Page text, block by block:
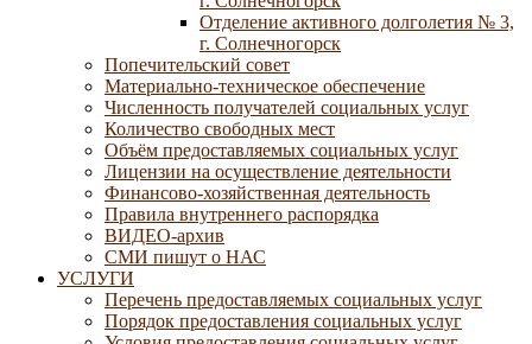
Отделение активного долголетия № 3,
г. Солнечногорск
Попечительский совет
Материально-техническое обеспечение
Численность получателей социальных услуг
Количество свободных мест
Объём предоставляемых социальных услуг
Лицензии на осуществление деятельности
Финансово-хозяйственная деятельность
Правила внутреннего распорядка
ВИДЕО-архив
СМИ пишут о НАС
УСЛУГИ
Перечень предоставляемых социальных услуг
Порядок предоставления социальных услуг